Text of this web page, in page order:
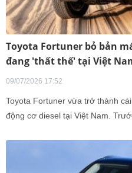
Toyota Fortuner bỏ bản
đang 'thất thế' tại Việt
09/07/2026 17:52
Toyota Fortuner vừa trở thành
động cơ diesel tại Việt Nam.